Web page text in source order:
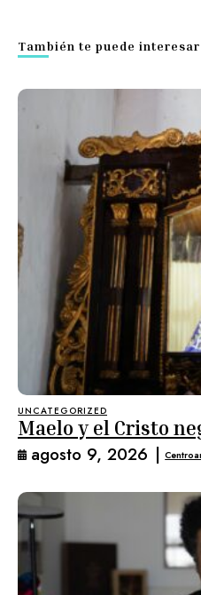
También te puede interesar
UNCATEGORIZED
Maelo y el Cristo
agosto 9, 2026 |